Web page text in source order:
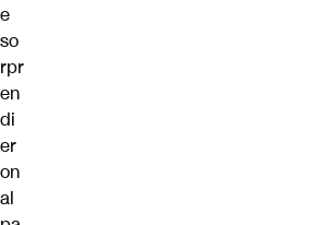
e
so
rpr
en
di
er
on
al